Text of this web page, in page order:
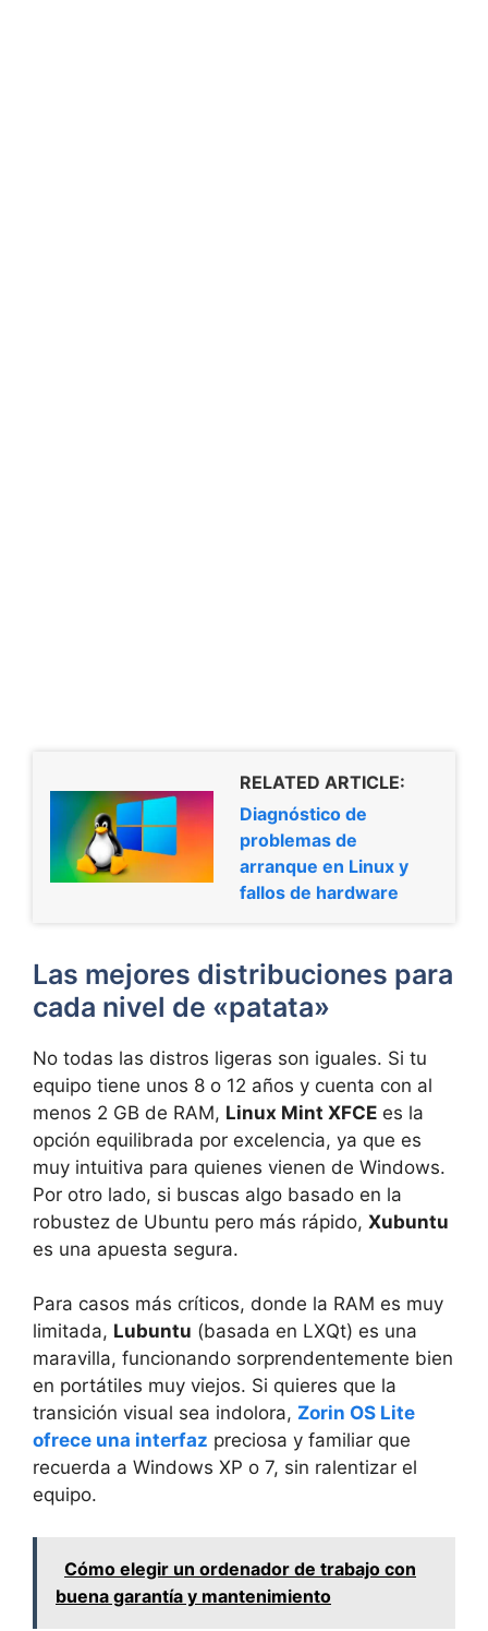
RELATED ARTICLE:
Diagnóstico de
problemas de
arranque en Linux y
fallos de hardware
Las mejores distribuciones para
cada nivel de «patata»
No todas las distros ligeras son iguales. Si tu
equipo tiene unos 8 o 12 años y cuenta con al
menos 2 GB de RAM, Linux Mint XFCE es la
opción equilibrada por excelencia, ya que es
muy intuitiva para quienes vienen de Windows.
Por otro lado, si buscas algo basado en la
robustez de Ubuntu pero más rápido, Xubuntu
es una apuesta segura.
Para casos más críticos, donde la RAM es muy
limitada, Lubuntu (basada en LXQt) es una
maravilla, funcionando sorprendentemente bien
en portátiles muy viejos. Si quieres que la
transición visual sea indolora, Zorin OS Lite
ofrece una interfaz preciosa y familiar que
recuerda a Windows XP o 7, sin ralentizar el
equipo.
Cómo elegir un ordenador de trabajo con
buena garantía y mantenimiento